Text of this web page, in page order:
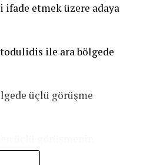
ifade etmek üzere adaya
ile ara bölgede
üçlü görüşme